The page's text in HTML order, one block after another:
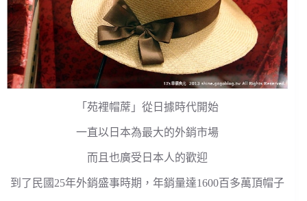
「苑裡帽蓆」從日據時代開始
一直以日本為最大的外銷市場
而且也廣受日本人的歡迎
到了民國25年外銷盛事時期，年銷量達1600百多萬頂帽子